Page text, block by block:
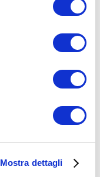
Mostra dettagli